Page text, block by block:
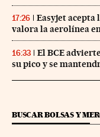
17:26
Easyjet acepta
valora la aerolínea
16:33
El BCE
su pico y se
BUSCAR BOLSAS Y